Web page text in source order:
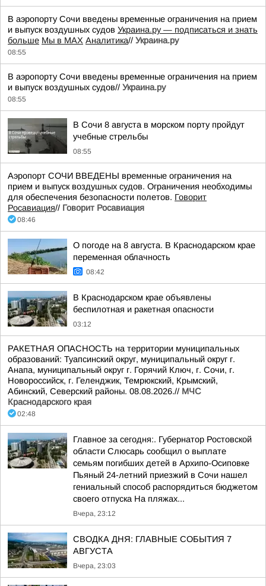
В аэропорту Сочи введены временные ограничения на прием
и выпуск воздушных судов Украина.ру — подписаться и знать
больше Мы в MAX Аналитика// Украина.ру
08:55
В аэропорту Сочи введены временные ограничения на прием
и выпуск воздушных судов// Украина.ру
08:55
В Сочи 8 августа в морском порту пройдут
учебные стрельбы
08:55
Аэропорт СОЧИ ВВЕДЕНЫ временные ограничения на
прием и выпуск воздушных судов. Ограничения необходимы
для обеспечения безопасности полетов. Говорит
Росавиация// Говорит Росавиация
08:46
О погоде на 8 августа. В Краснодарском крае
переменная облачность
08:42
В Краснодарском крае объявлены
беспилотная и ракетная опасности
03:12
РАКЕТНАЯ ОПАСНОСТЬ на территории муниципальных
образований: Туапсинский округ, муниципальный округ г.
Анапа, муниципальный округ г. Горячий Ключ, г. Сочи, г.
Новороссийск, г. Геленджик, Темрюкский, Крымский,
Абинский, Северский районы. 08.08.2026.// МЧС
Краснодарского края
02:48
Главное за сегодня:. Губернатор Ростовской
области Слюсарь сообщил о выплате
семьям погибших детей в Архипо-Осиповке
Пьяный 24-летний приезжий в Сочи нашел
гениальный способ распорядиться бюджетом
своего отпуска На пляжах...
Вчера, 23:12
СВОДКА ДНЯ: ГЛАВНЫЕ СОБЫТИЯ 7
АВГУСТА
Вчера, 23:03